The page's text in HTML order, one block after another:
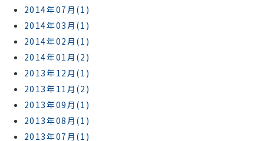
2014年07月(1)
2014年03月(1)
2014年02月(1)
2014年01月(2)
2013年12月(1)
2013年11月(2)
2013年09月(1)
2013年08月(1)
2013年07月(1)